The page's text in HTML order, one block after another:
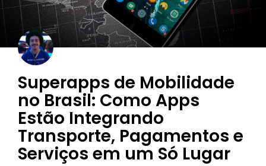
Superapps de Mobilidade
no Brasil: Como Apps
Estão Integrando
Transporte, Pagamentos e
Serviços em um Só Lugar